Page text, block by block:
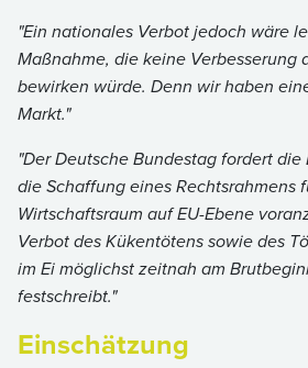
"Ein nationales Verbot jedoch wäre
Maßnahme, die keine Verbesserung
bewirken würde. Denn wir haben
Markt."
"Der Deutsche Bundestag fordert
die Schaffung eines Rechtsrahmens
Wirtschaftsraum auf EU-Ebene
Verbot des Kükentötens sowie des
im Ei möglichst zeitnah am
festschreibt."
Einschätzung